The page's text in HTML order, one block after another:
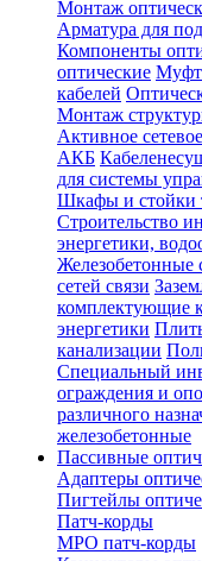
Монтаж
Арматура для
Компоненты
оптические
кабелей
Монтаж
Активное
АКБ
для системы
Шкафы и стойки
Строительство
энергетики,
Железобетонные
сетей связи
комплектующие
энергетики
канализации
Специальный
ограждения и
различного
железобетонные
Пассивные
Адаптеры
Пигтейлы
Патч-корды
MPO патч-корды